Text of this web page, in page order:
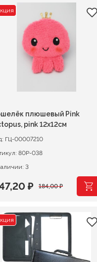
плюшевый Pink
pink 12х12см
ГЦ-00007210
80P-038
3
184,00₽
₽.
₽
₽.